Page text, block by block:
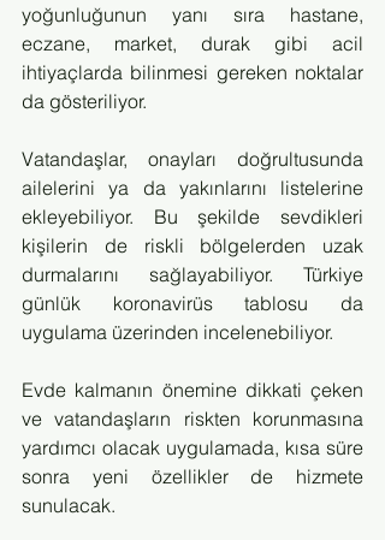
yoğunluğunun yanı sıra hastane,
eczane, market, durak gibi acil
ihtiyaçlarda bilinmesi gereken noktalar
da gösteriliyor.
Vatandaşlar, onayları doğrultusunda
ailelerini ya da yakınlarını listelerine
ekleyebiliyor. Bu şekilde sevdikleri
kişilerin de riskli bölgelerden uzak
durmalarını sağlayabiliyor. Türkiye
günlük koronavirüs tablosu da
uygulama üzerinden incelenebiliyor.
Evde kalmanın önemine dikkati çeken
ve vatandaşların riskten korunmasına
yardımcı olacak uygulamada, kısa süre
sonra yeni özellikler de hizmete
sunulacak.